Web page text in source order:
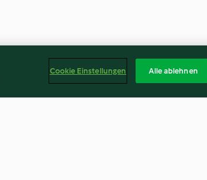
Cookie Einstellungen Alle ablehnen